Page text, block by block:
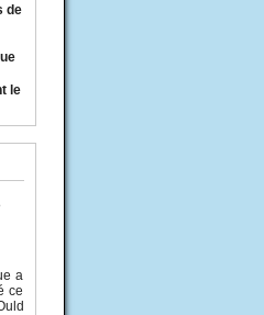
de
le
a
ce